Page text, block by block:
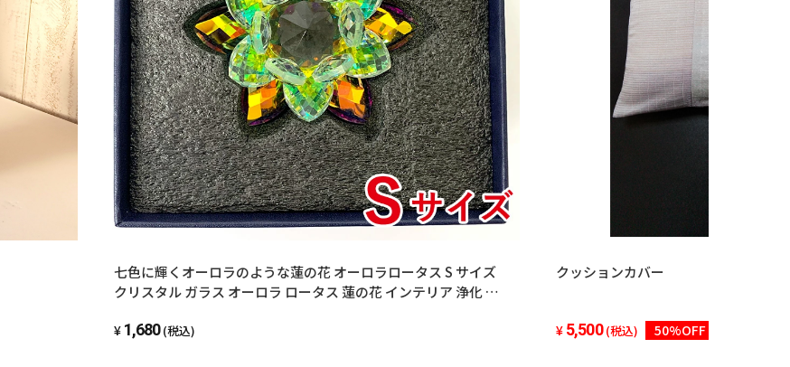
七色に輝くオーロラのような蓮の花 オーロラロータス S サイズ
クリスタル ガラス オーロラ ロータス 蓮の花 インテリア 浄化 運
ラッキーアイテム
1,680 (税込)
クッションカバー
5,500 (税込) 50%OFF